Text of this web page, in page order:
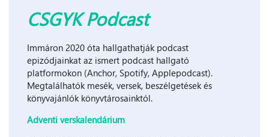
CSGYK Podcast
Immáron 2020 óta hallgathatják podcast
epizódjainkat az ismert podcast hallgató
platformokon (Anchor, Spotify, Applepodcast).
Megtalálhatók mesék, versek, beszélgetések és
könyvajánlók könyvtárosainktól.
Adventi verskalendárium